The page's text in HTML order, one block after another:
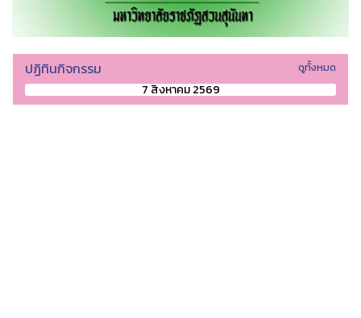
ปฏิทินกิจกรรม ดูทั้งหมด
7 สิงหาคม 2569